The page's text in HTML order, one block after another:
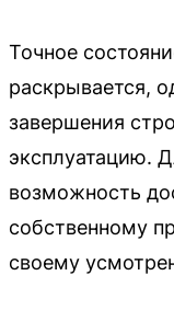
Точное
раскрывается,
завершения
эксплуатацию.
возможность
собственному
своему